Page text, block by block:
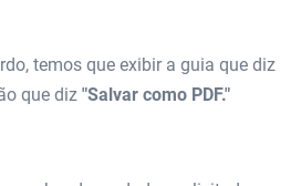
temos que exibir a guia que diz
que diz "Salvar como PDF."